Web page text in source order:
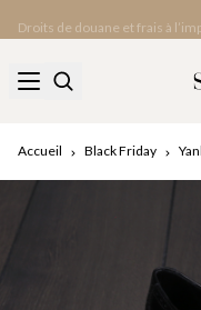
Droits de douane et frais à
Accueil Black Friday